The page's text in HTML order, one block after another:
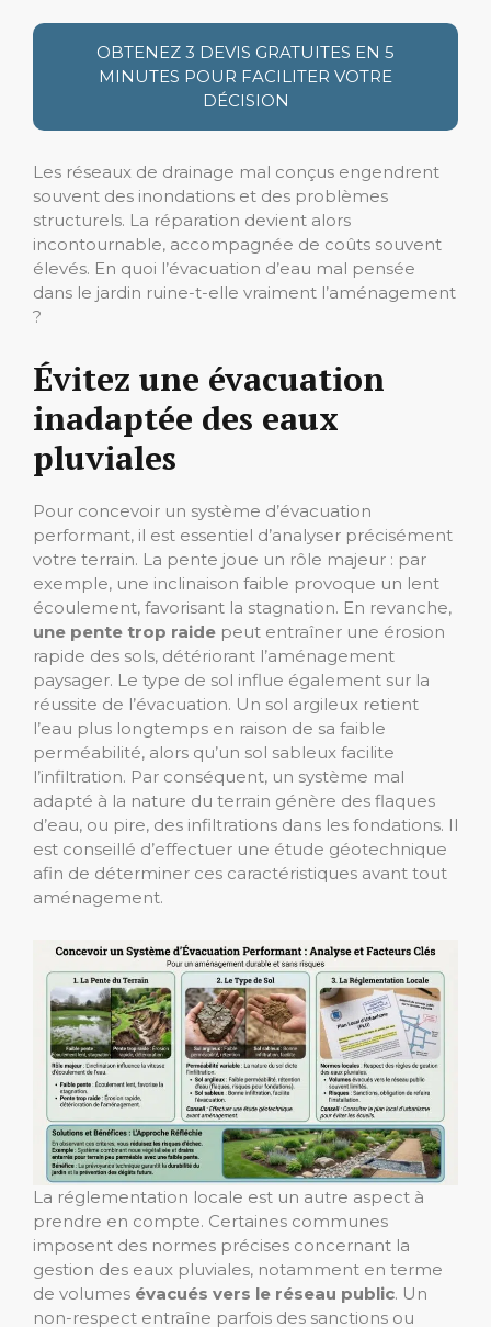
OBTENEZ 3 DEVIS GRATUITES EN 5
MINUTES POUR FACILITER VOTRE
DÉCISION
Les réseaux de drainage mal conçus engendrent
souvent des inondations et des problèmes
structurels. La réparation devient alors
incontournable, accompagnée de coûts souvent
élevés. En quoi l’évacuation d’eau mal pensée
dans le jardin ruine-t-elle vraiment l’aménagement
?
Évitez une évacuation
inadaptée des eaux
pluviales
Pour concevoir un système d’évacuation
performant, il est essentiel d’analyser précisément
votre terrain. La pente joue un rôle majeur : par
exemple, une inclinaison faible provoque un lent
écoulement, favorisant la stagnation. En revanche,
une pente trop raide peut entraîner une érosion
rapide des sols, détériorant l’aménagement
paysager. Le type de sol influe également sur la
réussite de l’évacuation. Un sol argileux retient
l’eau plus longtemps en raison de sa faible
perméabilité, alors qu’un sol sableux facilite
l’infiltration. Par conséquent, un système mal
adapté à la nature du terrain génère des flaques
d’eau, ou pire, des infiltrations dans les fondations. Il
est conseillé d’effectuer une étude géotechnique
afin de déterminer ces caractéristiques avant tout
aménagement.
La réglementation locale est un autre aspect à
prendre en compte. Certaines communes
imposent des normes précises concernant la
gestion des eaux pluviales, notamment en terme
de volumes évacués vers le réseau public. Un
non-respect entraîne parfois des sanctions ou